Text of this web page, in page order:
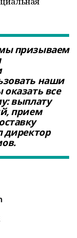
призываем
наши
все
выплату
прием
директор